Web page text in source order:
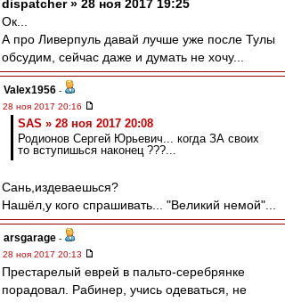
dispatcher » 28 ноя 2017 19:25
Ок...
А про Ливерпуль давай лучше уже после Тулы
обсудим, сейчас даже и думать не хочу...
Valex1956 -
28 ноя 2017 20:16
SAS » 28 ноя 2017 20:08
Родионов Сергей Юрьевич... когда ЗА своих
то вступишься наконец ???...
Сань,издеваешься?
Нашёл,у кого спрашивать... "Великий немой"...
arsgarage -
28 ноя 2017 20:13
Престарелый еврей в пальто-серебрянке
порадовал. Рабинер, учись одеваться, не